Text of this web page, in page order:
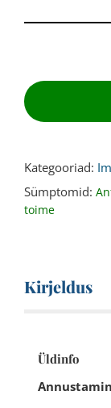
120
Kategooriad:
Sümptomid:
toime
Kirjeldus
Üldinfo